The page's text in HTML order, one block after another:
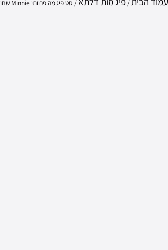
/ / סט פיג'מה פרוותי Minnie שחור